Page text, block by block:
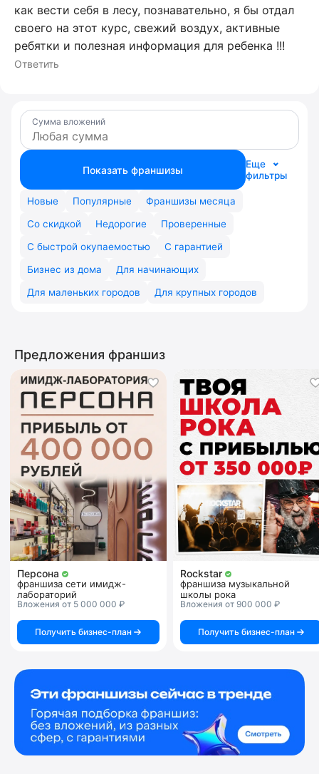
как вести себя в лесу, познавательно, я бы отдал
своего на этот курс, свежий воздух, активные
ребятки и полезная информация для ребенка !!!
Ответить
Сумма вложений
Показать франшизы
Еще
фильтры
Новые Популярные
Франшизы месяца
Со скидкой
Недорогие
Проверенные
С быстрой окупаемостью
С гарантией
Бизнес из дома
Для начинающих
Для маленьких городов
Для крупных городов
Предложения франшиз
Персона
франшиза сети имидж-
лабораторий
Вложения от 5 000 000 ₽
Получить бизнес-план
Rockstar
франшиза музыкальной
школы рока
Вложения от 900 000 ₽
Получить бизнес-план